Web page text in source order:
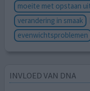
moeite met opstaan
verandering in smaak
evenwichtsproblemen
INVLOED VAN DNA